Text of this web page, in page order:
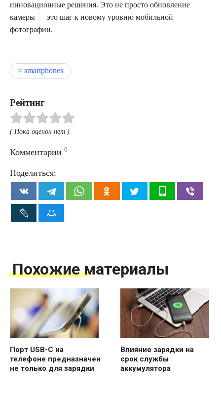
инновационные решения. Это не просто обновление
камеры — это шаг к новому уровню мобильной
фотографии.
smartphones
Рейтинг
( Пока оценок нет )
Комментарии 0
Поделиться:
Похожие материалы
Порт USB-C на
телефоне предназначен
не только для зарядки
Влияние зарядки на
срок службы
аккумулятора